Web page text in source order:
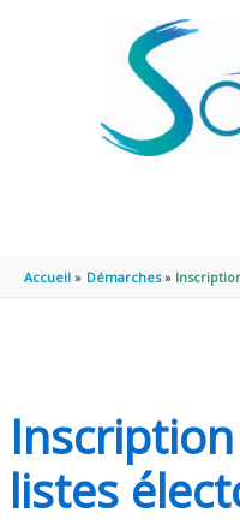
Accueil Démarches
listes